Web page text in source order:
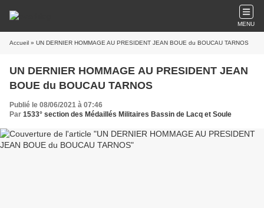
MENU
Accueil » UN DERNIER HOMMAGE AU PRESIDENT JEAN BOUE du BOUCAU TARNOS
UN DERNIER HOMMAGE AU PRESIDENT JEAN
BOUE du BOUCAU TARNOS
Publié le 08/06/2021 à 07:46
Par 1533° section des Médaillés Militaires Bassin de Lacq et Soule